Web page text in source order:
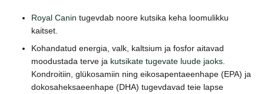
Royal Canin tugevdab noore kutsika keha loomulikku
kaitset.
Kohandatud energia, valk, kaltsium ja fosfor aitavad
moodustada terve ja kutsikate tugevate luude jaoks.
Kondroitiin, glükosamiin ning eikosapentaeenhape (EPA) ja
dokosaheksaeenhape (DHA) tugevdavad teie lapse